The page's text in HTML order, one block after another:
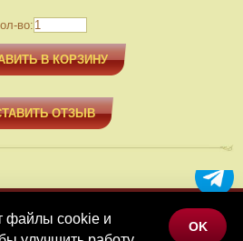
во:
В КОРЗИНУ
ОТЗЫВ
файлы cookie и
OK